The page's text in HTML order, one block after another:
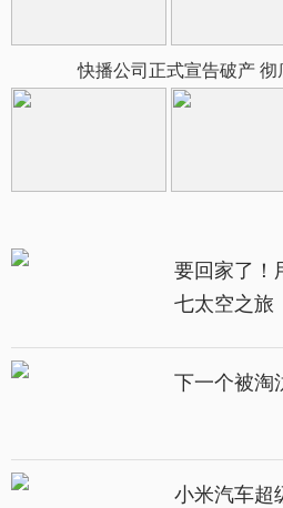
快播公司正式宣告破产 彻
要回家了！
七太空之旅
下一个被淘
小米汽车超